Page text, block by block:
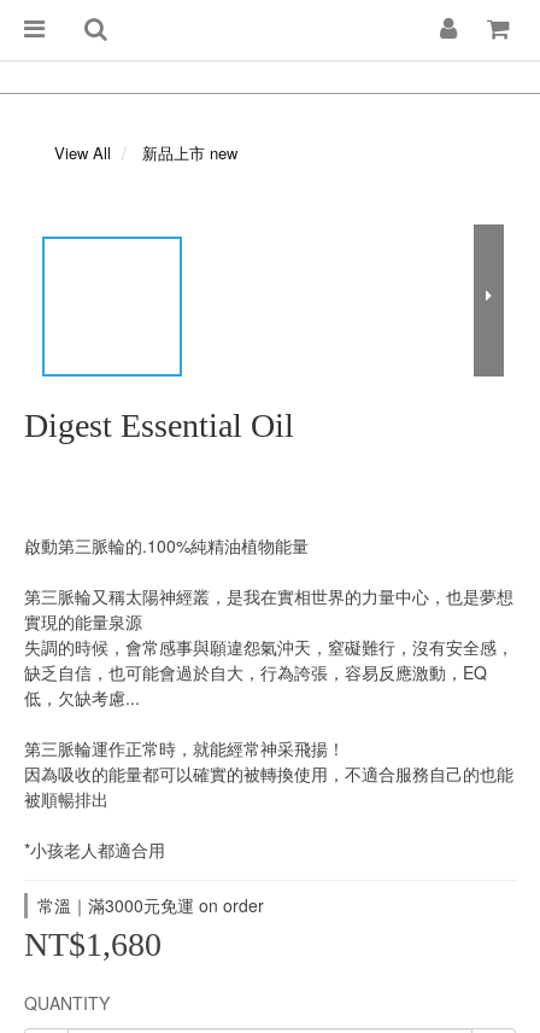
View All 新品上市 new
Digest Essential Oil
啟動第三脈輪的.100%純精油植物能量
第三脈輪又稱太陽神經叢，是我在實相世界的力量中心，也是夢想
實現的能量泉源
失調的時候，會常感事與願違怨氣沖天，窒礙難行，沒有安全感，
缺乏自信，也可能會過於自大，行為誇張，容易反應激動，EQ
低，欠缺考慮...
第三脈輪運作正常時，就能經常神采飛揚！
因為吸收的能量都可以確實的被轉換使用，不適合服務自己的也能
被順暢排出
*小孩老人都適合用
常溫｜滿3000元免運 on order
NT$1,680
QUANTITY